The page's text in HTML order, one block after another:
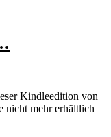
Kindleedition von
nicht mehr erhältlich